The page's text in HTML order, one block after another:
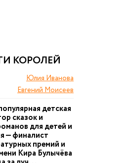
КОРОЛЕЙ
Юлия Иванова
Евгений Моисеев
детская
сказок и
для детей и
— финалист
премий и
Кира Булычёва